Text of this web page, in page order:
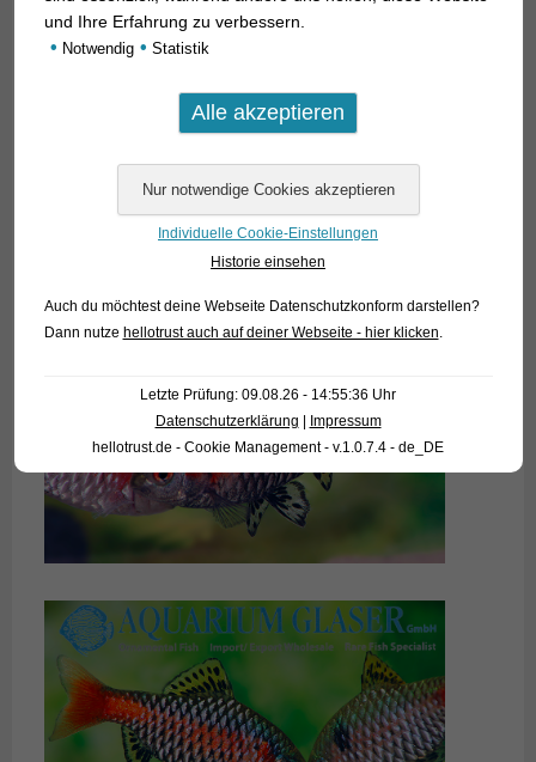
und Ihre Erfahrung zu verbessern.
• Notwendig • Statistik
Individuelle Cookie-Einstellungen
Historie einsehen
Auch du möchtest deine Webseite Datenschutzkonform darstellen?
Dann nutze hellotrust auch auf deiner Webseite - hier klicken
Letzte Prüfung: 09.08.26 - 14:55:36 Uhr
Datenschutzerklärung | Impressum
hellotrust.de - Cookie Management - v.1.0.7.4 - de_DE